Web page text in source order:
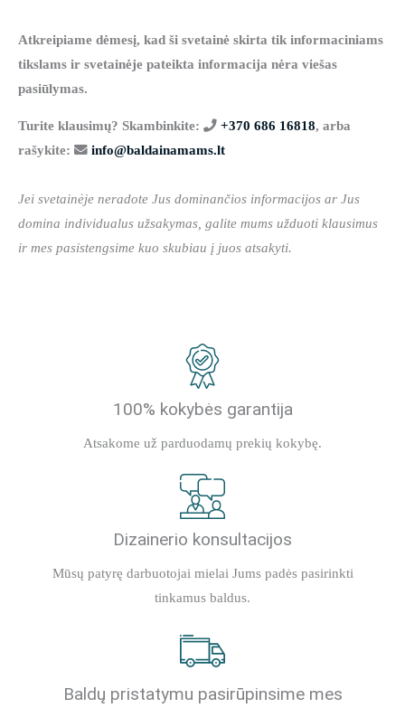
Atkreipiame dėmesį, kad ši svetainė skirta tik informaciniams
tikslams ir svetainėje pateikta informacija nėra viešas
pasiūlymas.
Turite klausimų? Skambinkite: +370 686 16818, arba
rašykite:
info@baldainamams.lt
Jei svetainėje neradote Jus dominančios informacijos ar Jus
domina individualus užsakymas, galite mums užduoti klausimus
ir mes pasistengsime kuo skubiau į juos atsakyti.
100% kokybės garantija
Atsakome už parduodamų prekių kokybę.
Dizainerio konsultacijos
Mūsų patyrę darbuotojai mielai Jums padės pasirinkti
tinkamus baldus.
Baldų pristatymu pasirūpinsime mes